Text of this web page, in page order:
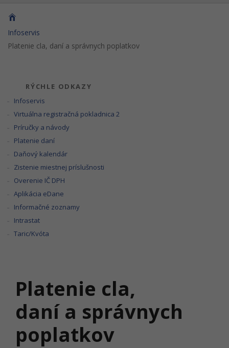
Infoservis
Platenie cla, daní a správnych poplatkov
RÝCHLE ODKAZY
Infoservis
Virtuálna registračná pokladnica 2
Príručky a návody
Platenie daní
Daňový kalendár
Zistenie miestnej príslušnosti
Overenie IČ DPH
Aplikácia eDane
Informačné zoznamy
Intrastat
Taric/Kvóta
Platenie cla,
daní a správnych
poplatkov